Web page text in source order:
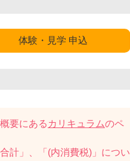
体験・見学 申込
要にある カリキュラムのペ
計」、「(内消費税)」につい